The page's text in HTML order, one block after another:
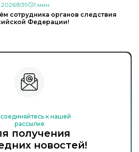
39
1 мин
сотрудника органов следствия
Федерации!
к нашей
рассылке
получения
новостей!